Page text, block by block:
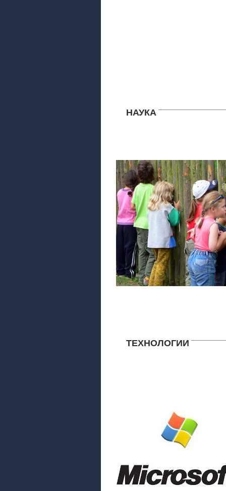
НАУКА
ТЕХНОЛОГИИ